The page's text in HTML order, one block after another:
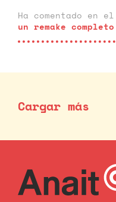
Ha comentado en
un remake completo
Cargar más